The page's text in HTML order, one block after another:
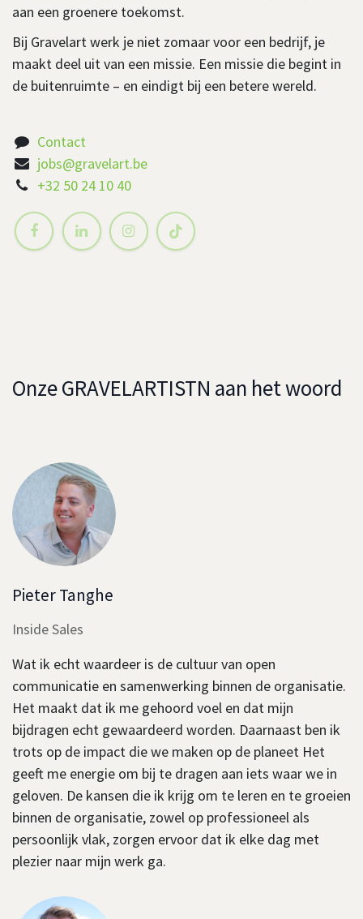
aan een groenere toekomst.
Bij Gravelart werk je niet zomaar voor een bedrijf, je
maakt deel uit van een missie. Een missie die begint in
de buitenruimte – en eindigt bij een betere wereld.
Contact
jobs@gravelart.be
+32 50 24 10 40
Onze GRAVELARTISTN aan het woord
Pieter Tanghe
Inside Sales
Wat ik echt waardeer is de cultuur van open
communicatie en samenwerking binnen de organisatie.
Het maakt dat ik me gehoord voel en dat mijn
bijdragen echt gewaardeerd worden. Daarnaast ben ik
trots op de impact die we maken op de planeet Het
geeft me energie om bij te dragen aan iets waar we in
geloven. De kansen die ik krijg om te leren en te groeien
binnen de organisatie, zowel op professioneel als
persoonlijk vlak, zorgen ervoor dat ik elke dag met
plezier naar mijn werk ga.